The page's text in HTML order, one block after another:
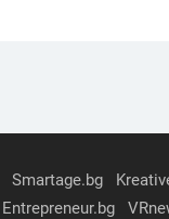
Smartage.bg
Entrepreneur.bg